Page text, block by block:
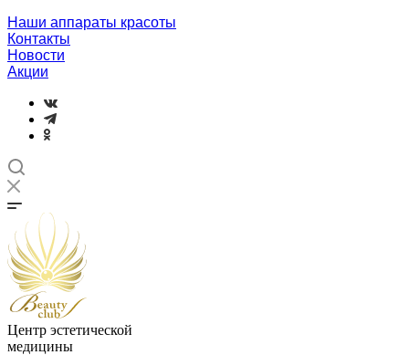
Наши аппараты красоты
Контакты
Новости
Акции
Центр эстетической
медицины